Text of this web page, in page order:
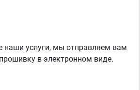
наши услуги, мы отправляем вам
в электронном виде.